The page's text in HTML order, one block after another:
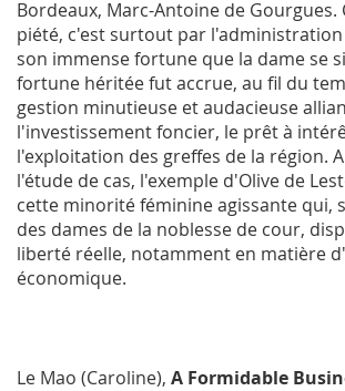
Bordeaux, Marc-Antoine de Gourgues.
piété, c'est surtout par
son immense fortune que la dame se
fortune héritée fut accrue, au fil du
gestion minutieuse et audacieuse
l'investissement foncier, le prêt à
l'exploitation des greffes de la région.
l'étude de cas, l'exemple d'Olive de
cette minorité féminine agissante qui,
des dames de la noblesse de cour,
liberté réelle, notamment en matière
économique.
Le Mao (Caroline), A Formidable